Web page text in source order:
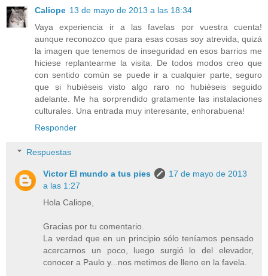
Caliope 13 de mayo de 2013 a las 18:34
Vaya experiencia ir a las favelas por vuestra cuenta!
aunque reconozco que para esas cosas soy atrevida, quizá
la imagen que tenemos de inseguridad en esos barrios me
hiciese replantearme la visita. De todos modos creo que
con sentido común se puede ir a cualquier parte, seguro
que si hubiéseis visto algo raro no hubiéseis seguido
adelante. Me ha sorprendido gratamente las instalaciones
culturales. Una entrada muy interesante, enhorabuena!
Responder
Respuestas
Victor El mundo a tus pies
17 de mayo de 2013
a las 1:27
Hola Caliope,
Gracias por tu comentario.
La verdad que en un principio sólo teníamos pensado
acercarnos un poco, luego surgió lo del elevador,
conocer a Paulo y...nos metimos de lleno en la favela.